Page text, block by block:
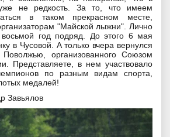
не редкость. За то, что имеем
в таком прекрасном месте,
"Майской лыжни". Лично
год подряд. До этого 6 мая
в Чусовой. А только вчера вернулся
организованного Союзом
Представляете, в нем участвовало
по разным видам спорта,
медалей!
Завьялов